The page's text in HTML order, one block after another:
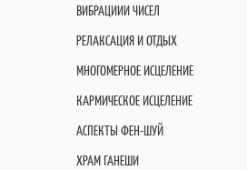
ВИБРАЦИИИ ЧИСЕЛ
РЕЛАКСАЦИЯ И ОТДЫХ
МНОГОМЕРНОЕ ИСЦЕЛЕНИЕ
КАРМИЧЕСКОЕ ИСЦЕЛЕНИЕ
АСПЕКТЫ ФЕН-ШУЙ
ХРАМ ГАНЕШИ